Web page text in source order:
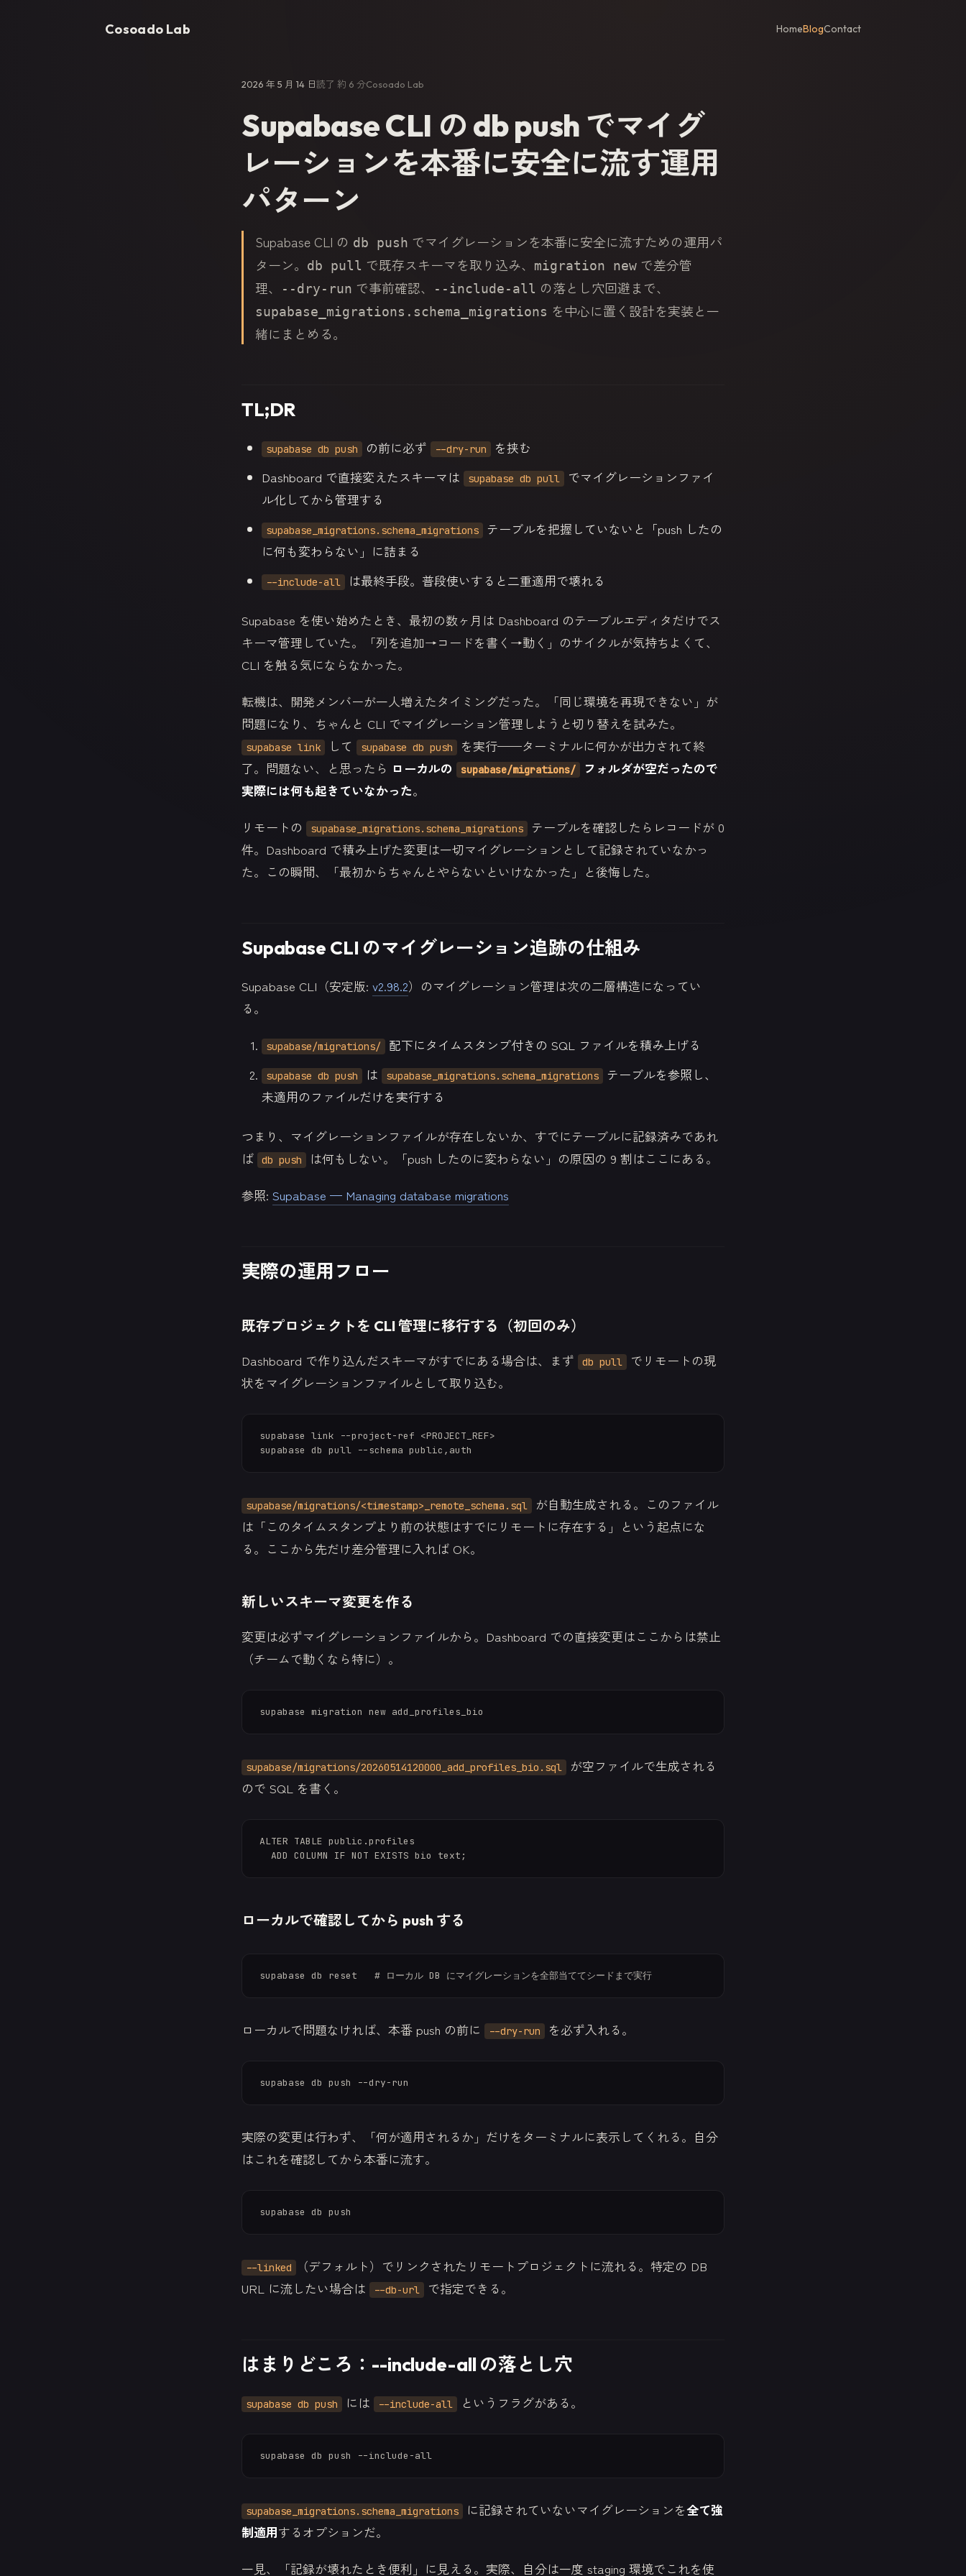
Cosoado Lab HomeBlogContact
2026 年 5 月 14 日読了 約 6 分Cosoado Lab
Supabase CLI の db push でマイグ
レーションを本番に安全に流す運用
パターン
Supabase CLI の db push でマイグレーションを本番に安全に流すための運用パ
ターン。
db pull で既存スキーマを取り込み、 migration new で差分管
理、
--dry-run で事前確認、 --include-all の落とし穴回避まで、
supabase_migrations.schema_migrations を中心に置く設計を実装と一
緒にまとめる。
TL;DR
supabase db push の前に必ず --dry-run
を挟む
Dashboard で直接変えたスキーマは
supabase db pull
でマイグレーションファイ
ル化してから管理する
supabase_migrations.schema_migrations
テーブルを把握していないと「push したの
に何も変わらない」に詰まる
--include-all は最終手段。普段使いすると二重適用で壊れる
Supabase を使い始めたとき、最初の数ヶ月は Dashboard のテーブルエディタだけでス
キーマ管理していた。「列を追加→コードを書く→動く」のサイクルが気持ちよくて、
CLI を触る気にならなかった。
転機は、開発メンバーが一人増えたタイミングだった。「同じ環境を再現できない」が
問題になり、ちゃんと CLI でマイグレーション管理しようと切り替えを試みた。
supabase link して supabase db push
を実行——ターミナルに何かが出力されて終
了。問題ない、と思ったら ローカルの supabase/migrations/
フォルダが空だったので
実際には何も起きていなかった。
リモートの supabase_migrations.schema_migrations
テーブルを確認したらレコードが 0
件。Dashboard で積み上げた変更は一切マイグレーションとして記録されていなかっ
た。この瞬間、「最初からちゃんとやらないといけなかった」と後悔した。
Supabase CLI のマイグレーション追跡の仕組み
Supabase CLI（安定版: v2.98.2）のマイグレーション管理は次の二層構造になってい
る。
supabase/migrations/ 配下にタイムスタンプ付きの SQL ファイルを積み上げる
supabase db push は supabase_migrations.schema_migrations
テーブルを参照し、
未適用のファイルだけを実行する
つまり、マイグレーションファイルが存在しないか、すでにテーブルに記録済みであれ
ば
db push は何もしない。「push したのに変わらない」の原因の 9 割はここにある。
参照: Supabase — Managing database migrations
実際の運用フロー
既存プロジェクトを CLI 管理に移行する（初回のみ）
Dashboard で作り込んだスキーマがすでにある場合は、まず
db pull
でリモートの現
状をマイグレーションファイルとして取り込む。
supabase link --project-ref <PROJECT_REF>
supabase/migrations/<timestamp>_remote_schema.sql
が自動生成される。このファイル
は「このタイムスタンプより前の状態はすでにリモートに存在する」という起点にな
る。ここから先だけ差分管理に入れば OK。
新しいスキーマ変更を作る
変更は必ずマイグレーションファイルから。Dashboard での直接変更はここからは禁止
（チームで動くなら特に）。
supabase/migrations/20260514120000_add_profiles_bio.sql
が空ファイルで生成される
ので SQL を書く。
ALTER TABLE public.profiles
ローカルで確認してから push する
ローカルで問題なければ、本番 push の前に --dry-run を必ず入れる。
実際の変更は行わず、「何が適用されるか」だけをターミナルに表示してくれる。自分
はこれを確認してから本番に流す。
--linked
（デフォルト）でリンクされたリモートプロジェクトに流れる。特定の DB
URL に流したい場合は
--db-url で指定できる。
はまりどころ：--include-all の落とし穴
supabase db push には --include-all というフラグがある。
supabase_migrations.schema_migrations に記録されていないマイグレーションを全て強
制適用するオプションだ。
一見、「記録が壊れたとき便利」に見える。実際、自分は一度 staging 環境でこれを使